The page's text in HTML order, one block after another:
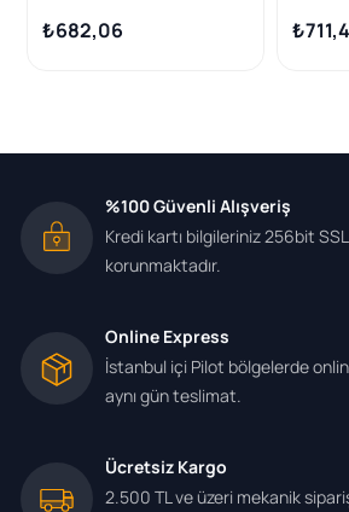
El Fren Teli (Park Freni)
₺682,06
1984-
%100 Güvenli Alışveriş
Kredi kartı bilgileriniz 256bit
korunmaktadır.
Online Express
İstanbul içi Pilot bölgelerde
aynı gün teslimat.
Ücretsiz Kargo
2.500 TL ve üzeri mekanik